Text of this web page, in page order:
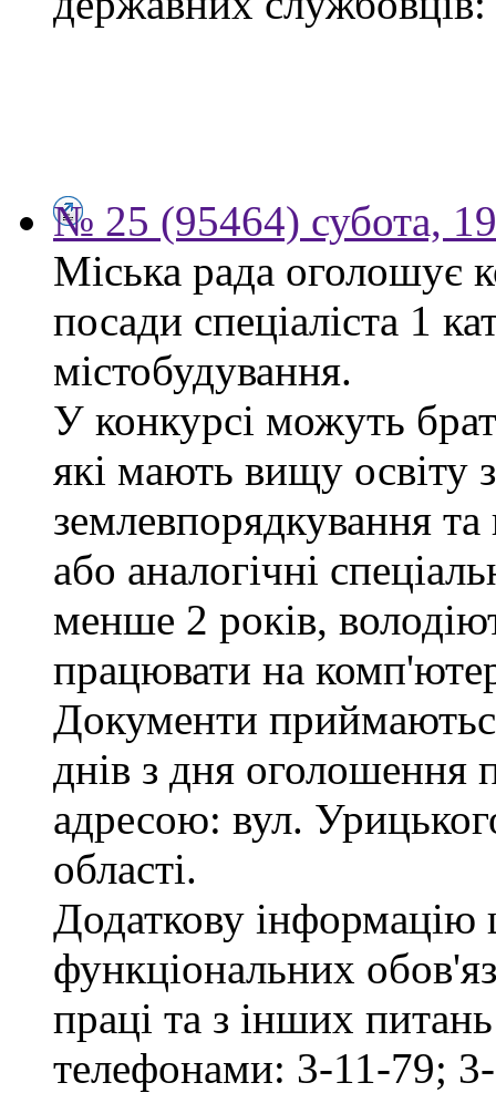
№ 25 (95464) субота,
Міська рада оголошує
посади спеціаліста 1
містобудування.
У конкурсі можуть
які мають вищу освіту
землевпорядкування
або аналогічні
менше 2 років,
працювати на
Документи
днів з дня оголошення
адресою: вул.
області.
Додаткову
функціональних
праці та з інших
телефонами: 3-11-79;